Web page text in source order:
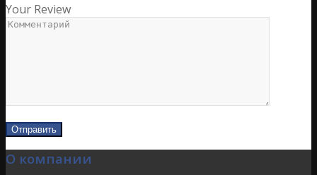
Your Review
О компании